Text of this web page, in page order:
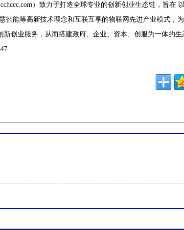
）致力于打造全球专业的创新创业生态链，旨在
智能等高新技术理念和互联互享的物联网先进产业模式，
新创业服务，从而搭建政府、企业、资本、创服为一体的生